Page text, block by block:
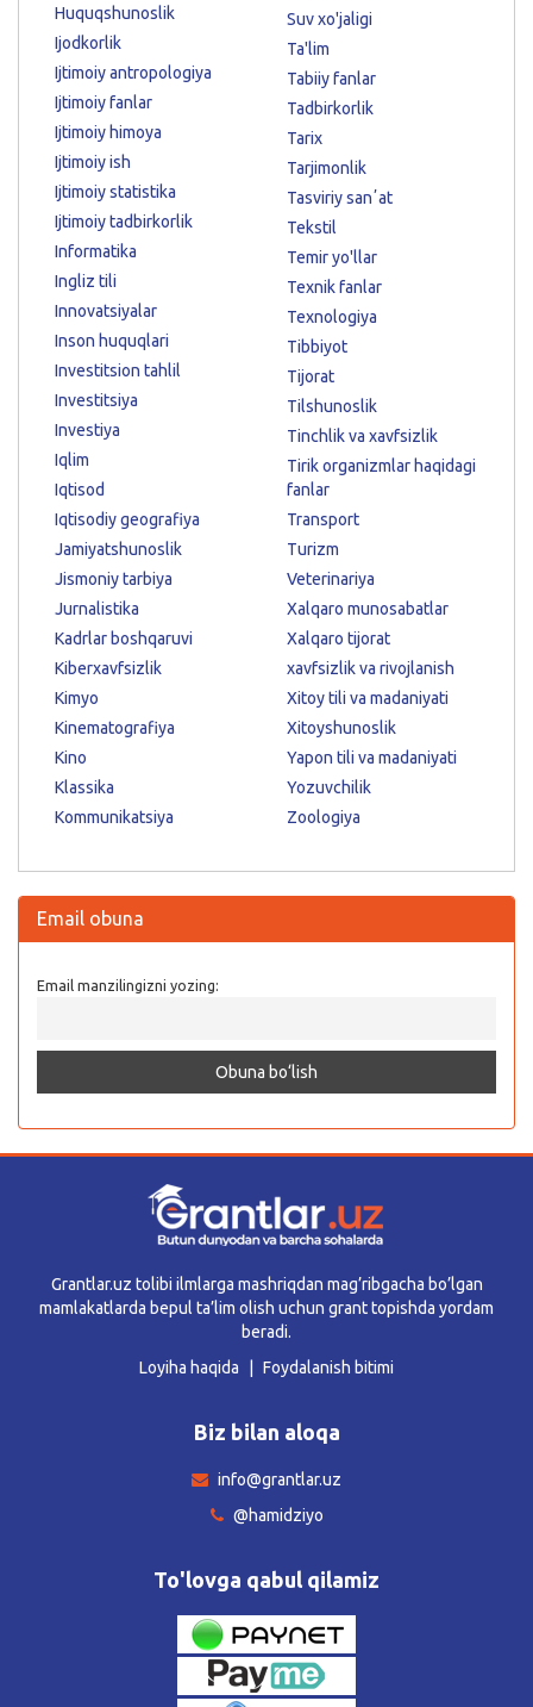
Huquqshunoslik
Ijodkorlik
Ijtimoiy antropologiya
Ijtimoiy fanlar
Ijtimoiy himoya
Ijtimoiy ish
Ijtimoiy statistika
Ijtimoiy tadbirkorlik
Informatika
Ingliz tili
Innovatsiyalar
Inson huquqlari
Investitsion tahlil
Investitsiya
Investiya
Iqlim
Iqtisod
Iqtisodiy geografiya
Jamiyatshunoslik
Jismoniy tarbiya
Jurnalistika
Kadrlar boshqaruvi
Kiberxavfsizlik
Kimyo
Kinematografiya
Kino
Klassika
Kommunikatsiya
Suv xo'jaligi
Ta'lim
Tabiiy fanlar
Tadbirkorlik
Tarix
Tarjimonlik
Tasviriy sanʼat
Tekstil
Temir yo'llar
Texnik fanlar
Texnologiya
Tibbiyot
Tijorat
Tilshunoslik
Tinchlik va xavfsizlik
Tirik organizmlar haqidagi
fanlar
Transport
Turizm
Veterinariya
Xalqaro munosabatlar
Xalqaro tijorat
xavfsizlik va rivojlanish
Xitoy tili va madaniyati
Xitoyshunoslik
Yapon tili va madaniyati
Yozuvchilik
Zoologiya
Email obuna
Email manzilingizni yozing:
Grantlar.uz tolibi ilmlarga mashriqdan mag’ribgacha bo’lgan
mamlakatlarda bepul ta’lim olish uchun grant topishda yordam
beradi.
Loyiha haqida
Foydalanish bitimi
Biz bilan aloqa
info@grantlar.uz
@hamidziyo
To'lovga qabul qilamiz